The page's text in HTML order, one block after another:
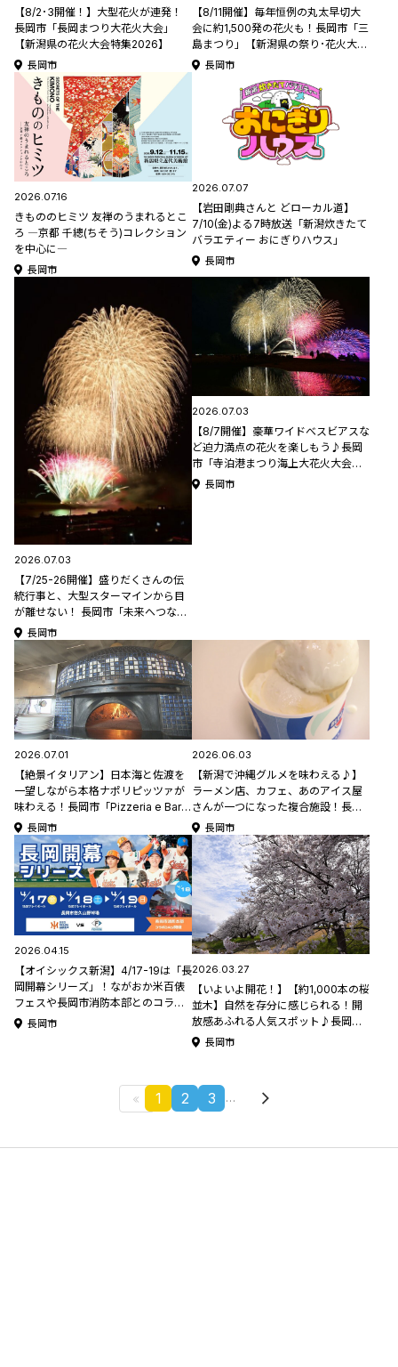
【8/2･3開催！】大型花火が連発！
長岡市「長岡まつり大花火大会」
【新潟県の花火大会特集2026】
長岡市
【8/11開催】毎年恒例の丸太早切大
会に約1,500発の花火も！長岡市「三
島まつり」【新潟県の祭り･花火大会
特集2026】
長岡市
2026.07.16
きもののヒミツ 友禅のうまれるとこ
ろ ―京都 千總(ちそう)コレクション
を中心に―
長岡市
2026.07.07
【岩田剛典さんと どローカル道】
7/10(金)よる7時放送「新潟炊きたて
バラエティー おにぎりハウス」
長岡市
2026.07.03
【7/25-26開催】盛りだくさんの伝
統行事と、大型スターマインから目
が離せない！ 長岡市「未来へつなぐ
川口まつり･大花火大会」【新潟県の
祭り･花火大会特集2026】
長岡市
2026.07.03
【8/7開催】豪華ワイドべスビアスな
ど迫力満点の花火を楽しもう♪長岡
市「寺泊港まつり海上大花火大会」
【新潟県の花火大会特集2026】
長岡市
2026.07.01
【絶景イタリアン】日本海と佐渡を
一望しながら本格ナポリピッツァが
味わえる！長岡市「Pizzeria e Bar
LA PORTA BLU(ラ・ポルタブル
ー)」
長岡市
2026.06.03
【新潟で沖縄グルメを味わえる♪】
ラーメン店、カフェ、あのアイス屋
さんが一つになった複合施設！長岡
市寺泊「NEW TOWN 寺泊」【新潟
のひんやりスポット・グルメ特集
2026】
長岡市
2026.04.15
【オイシックス新潟】4/17-19は「長
岡開幕シリーズ」！ながおか米百俵
フェスや長岡市消防本部とのコラ
ボ、科学実験ショーなど企画盛りだ
長岡市
2026.03.27
【いよいよ開花！】【約1,000本の桜
並木】自然を存分に感じられる！開
放感あふれる人気スポット♪長岡市
「万本桜植樹帯」【新潟県の桜名所･
長岡市
1 2 3 …